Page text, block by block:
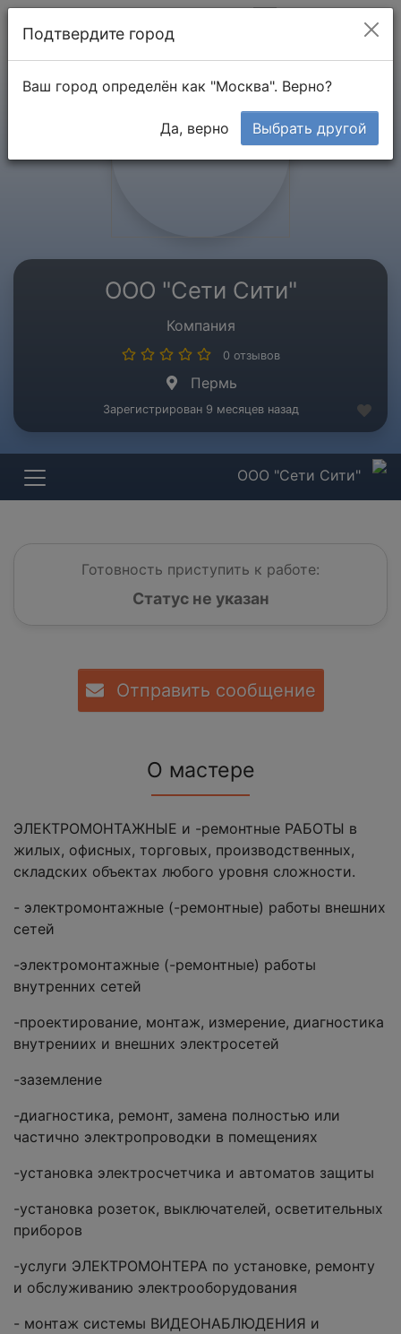
ООО "Сети Сити"
Компания
0 отзывов
Пермь
Зарегистрирован 9 месяцев назад
ООО "Сети Сити"
Готовность приступить к работе:
Статус не указан
Отправить сообщение
О мастере
ЭЛЕКТРОМОНТАЖНЫЕ и -ремонтные РАБОТЫ в
жилых, офисных, торговых, производственных,
складских объектах любого уровня сложности.
- электромонтажные (-ремонтные) работы внешних
сетей
-электромонтажные (-ремонтные) работы
внутренних сетей
-проектирование, монтаж, измерение, диагностика
внутрениих и внешних электросетей
-заземление
-диагностика, ремонт, замена полностью или
частично электропроводки в помещениях
-установка электросчетчика и автоматов защиты
-установка розеток, выключателей, осветительных
приборов
-услуги ЭЛЕКТРОМОНТЕРА по установке, ремонту
и обслуживанию электрооборудования
- монтаж системы ВИДЕОНАБЛЮДЕНИЯ и
Подтвердите город
Ваш город определён как "Москва". Верно?
Да, верно Выбрать другой